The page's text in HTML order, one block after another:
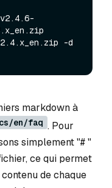
-d
markdown à
en/faq . Pour
simplement "# "
ce qui permet
de chaque